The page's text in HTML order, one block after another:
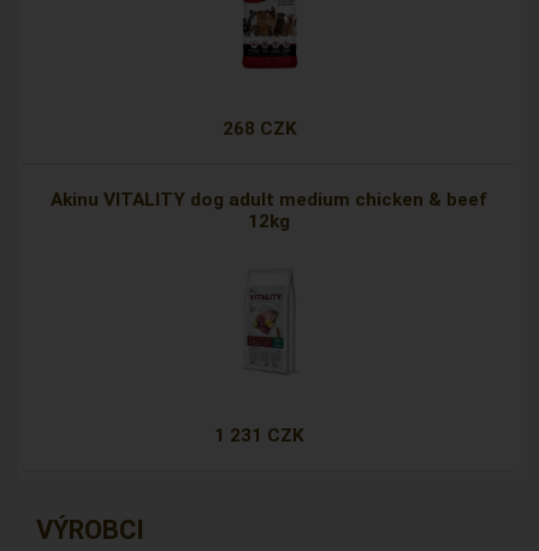
268 CZK
Akinu VITALITY dog adult medium chicken & beef
12kg
1 231 CZK
VÝROBCI